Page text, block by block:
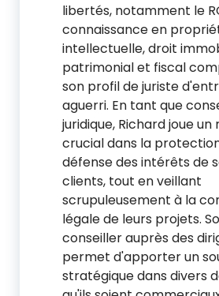
libertés, notamment le
connaissance en
intellectuelle, droit
patrimonial et fiscal
son profil de juriste
aguerri. En tant que
juridique, Richard joue un
crucial dans la
défense des intérêts de
clients, tout en veillant
scrupuleusement à la
légale de leurs projets.
conseiller auprès des
permet d'apporter un
stratégique dans divers